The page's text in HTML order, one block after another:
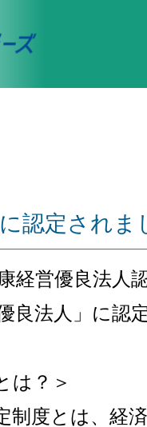
認定されま
経営優良法人
良法人」に認
は？＞
制度とは、経